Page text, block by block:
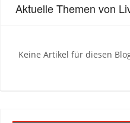
Aktuelle Themen von
Keine Artikel für diesen